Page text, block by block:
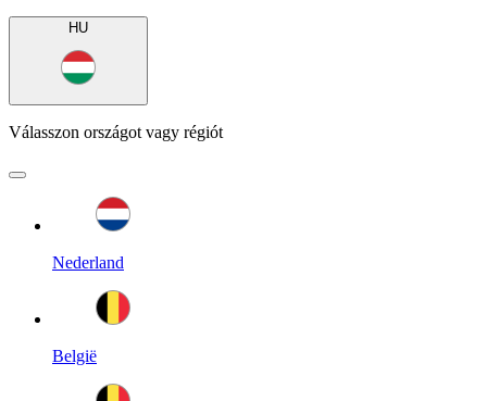
HU
Válasszon országot vagy régiót
Nederland
België